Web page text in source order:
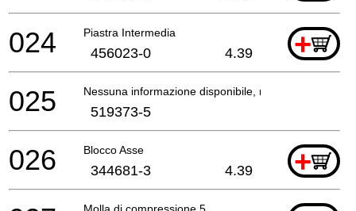
Piastra Intermedia +
024 456023-0 4.39
Nessuna informazione disponibile, non ordinabile
025 519373-5
Blocco Asse +
026 344681-3 4.39